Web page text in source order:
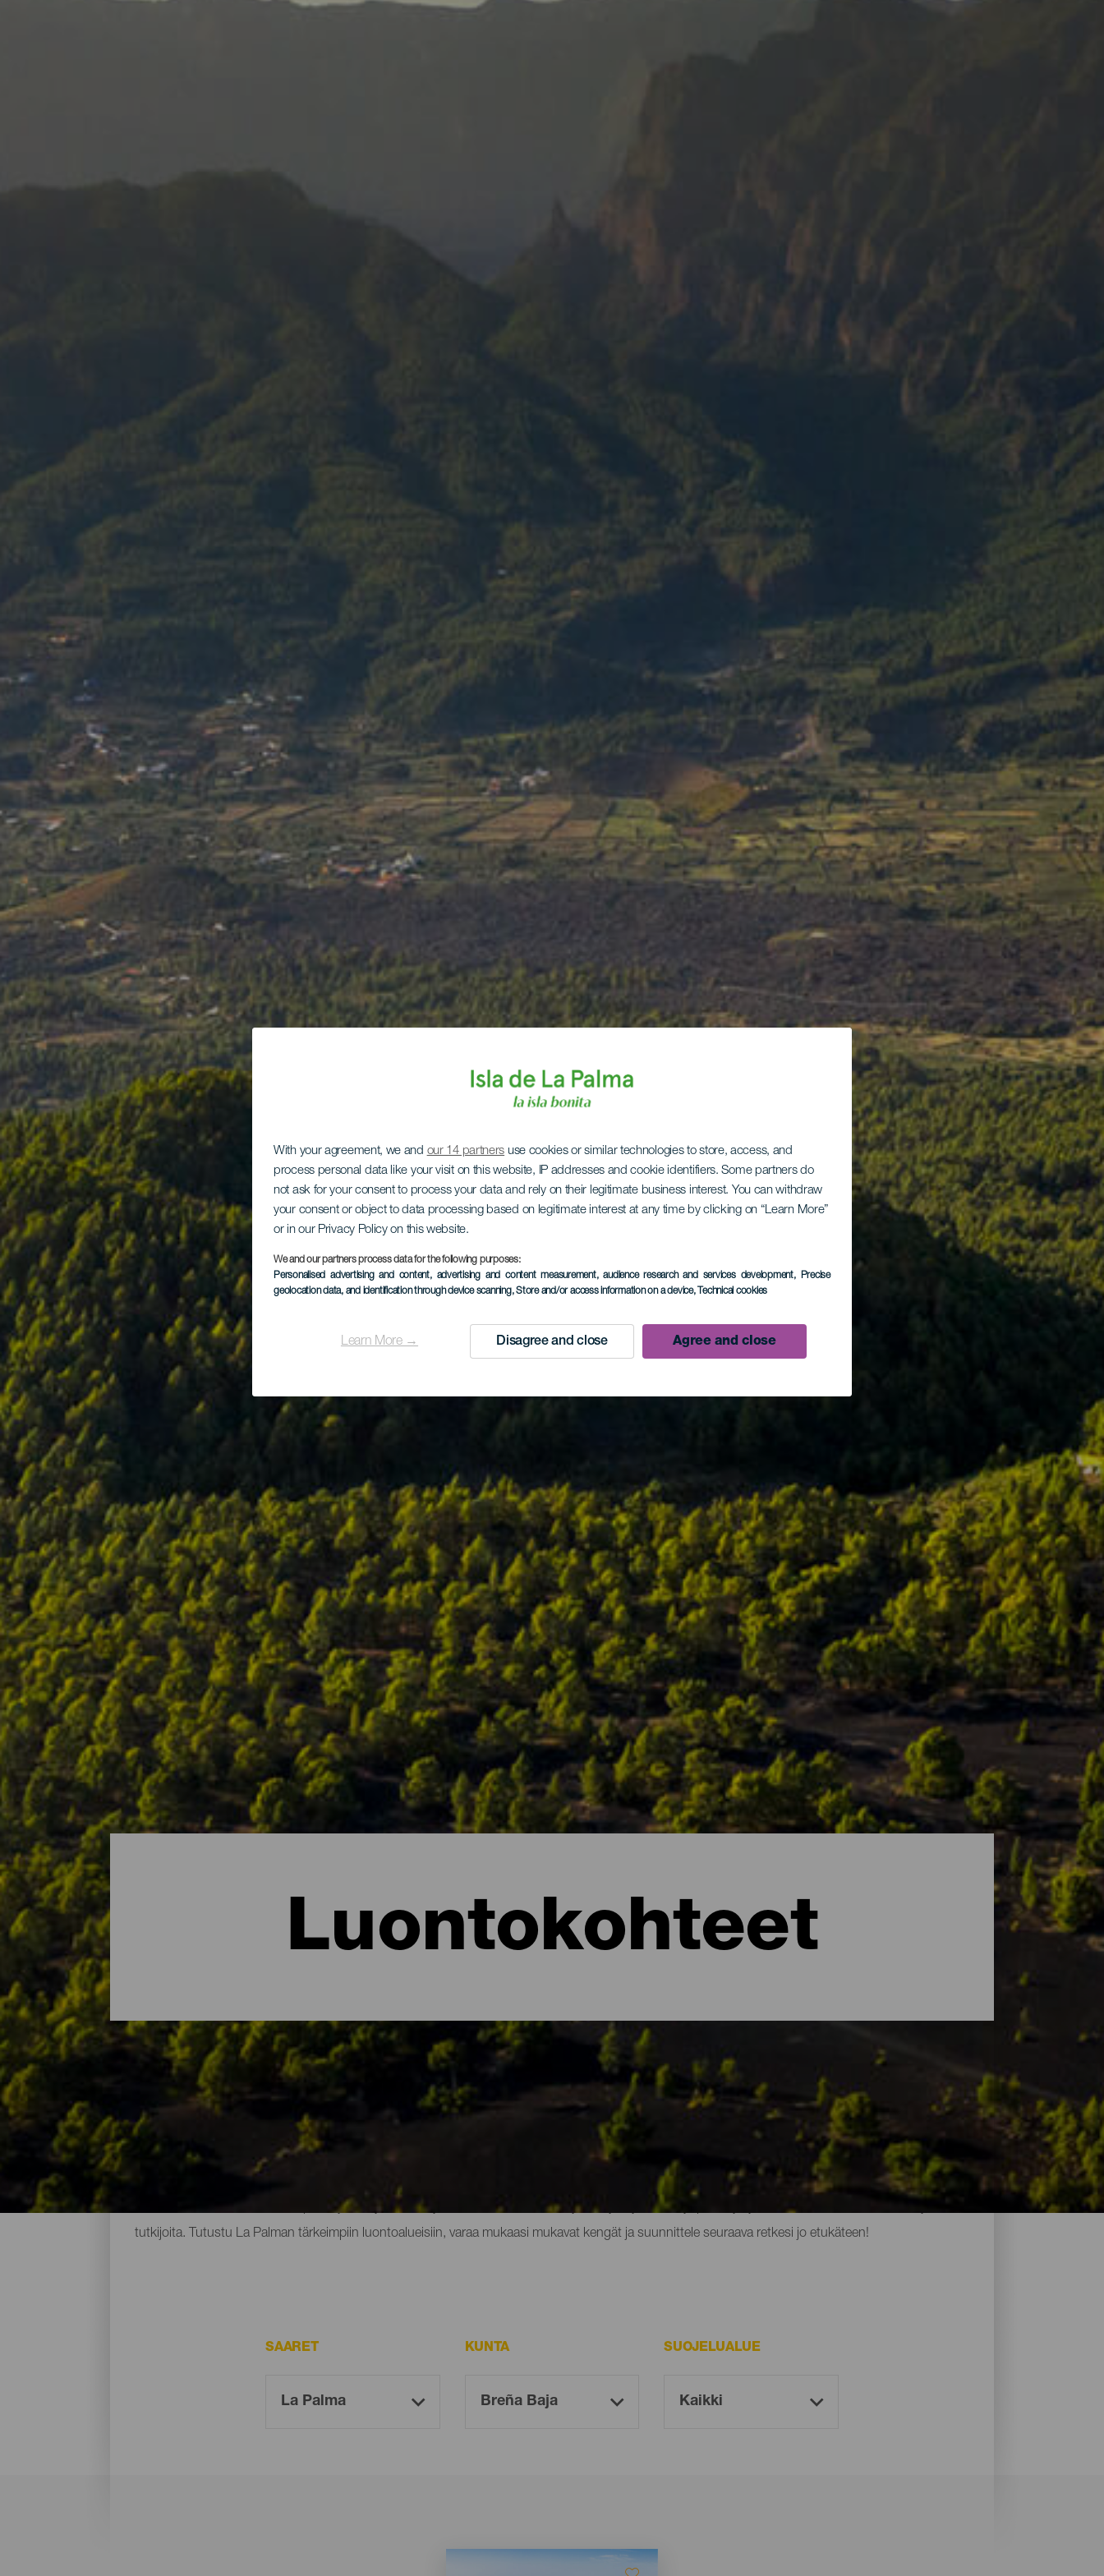
With your agreement, we and our 14 partners use cookies or similar technologies to store, access, and
process personal data like your visit on this website, IP addresses and cookie identifiers. Some partners do
not ask for your consent to process your data and rely on their legitimate business interest. You can withdraw
your consent or object to data processing based on legitimate interest at any time by clicking on “Learn More”
or in our Privacy Policy on this website.
We and our partners process data for the following purposes:
Personalised advertising and content, advertising and content measurement, audience research and services development, Precise
geolocation data, and identification through device scanning, Store and/or access information on a device, Technical cookies
Learn More → Disagree and close Agree and close
Luontokohteet
La Palman tärkeimmät luontoalueet
Jos jokin kuvaa La Isla Bonitaa täydellisesti, se on ”yltäkylläinen luonto”. La Palma on täynnä kiehtovia kontrasteja ja vivahteita. Unescon
kokonaisuudessaan biosfäärialueena pitämällä La Palmalla erilaisia ekosysteemejä, joilla jokaisella on oma ainutlaatuinen kasvistonsa ja eläimistönsä.
Saaren luontoalueisiin kuuluu puistoja, suojelualueita ja luonnonmuistomerkkejä, suojeltuja alueita ja paikkoja, jotka kiinnostavat sekä matkailijoita että
tutkijoita. Tutustu La Palman tärkeimpiin luontoalueisiin, varaa mukaasi mukavat kengät ja suunnittele seuraava retkesi jo etukäteen!
SAARET KUNTA SUOJELUALUE